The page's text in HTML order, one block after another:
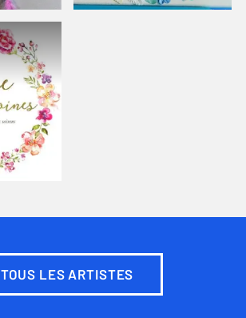
TOUS LES ARTISTES